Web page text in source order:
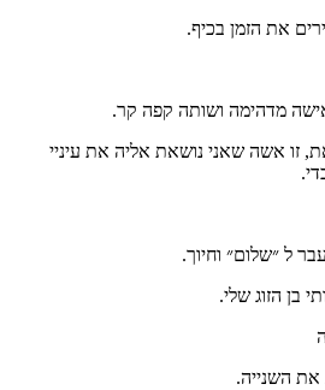
את הזמן בכיף.
מדהימה ושותה קפה קר.
זו אשה שאני נושאת אליה את עיניי
ל ״שלום״ וחיוך.
בן הזוג שלי.
את השנייה.